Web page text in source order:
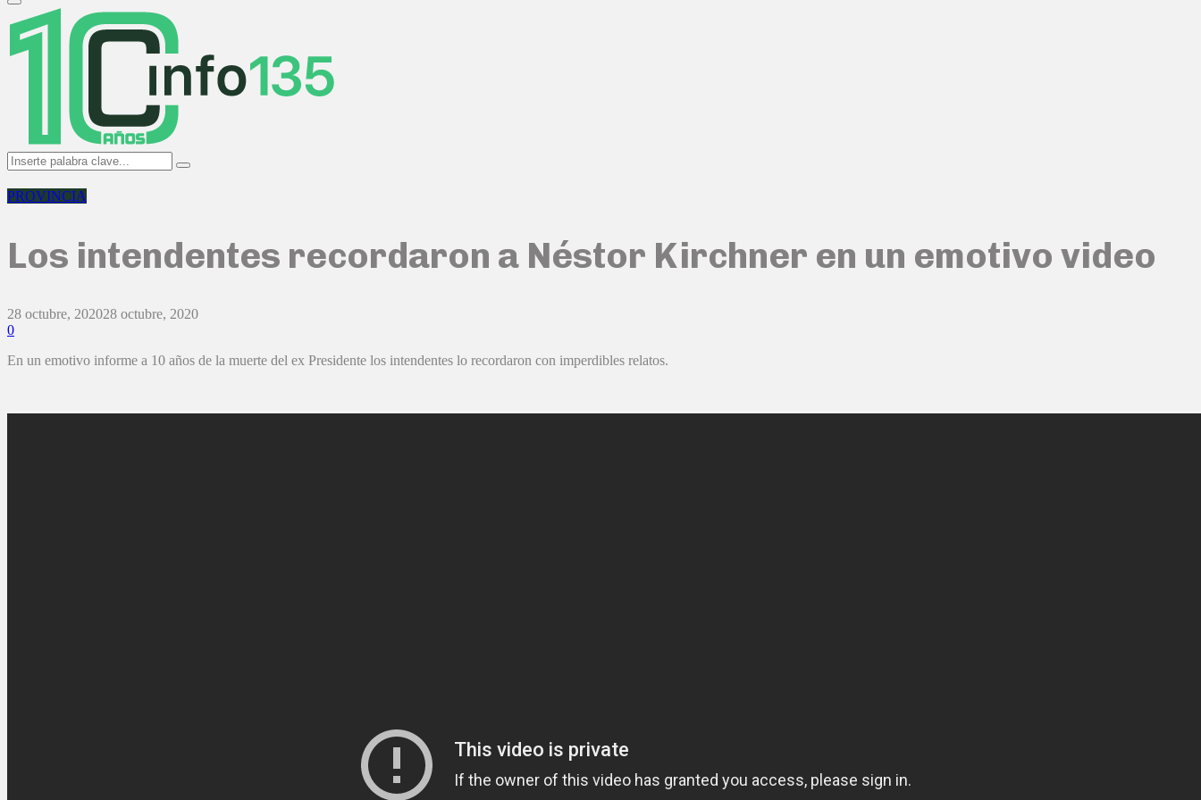
Primary
Menu
Search
for:
Search
PROVINCIA
Los intendentes recordaron a Néstor Kirchner en un emotivo video
28 octubre, 202028 octubre, 2020
0
En un emotivo informe a 10 años de la muerte del ex Presidente los intendentes lo recordaron con imperdibles relatos.